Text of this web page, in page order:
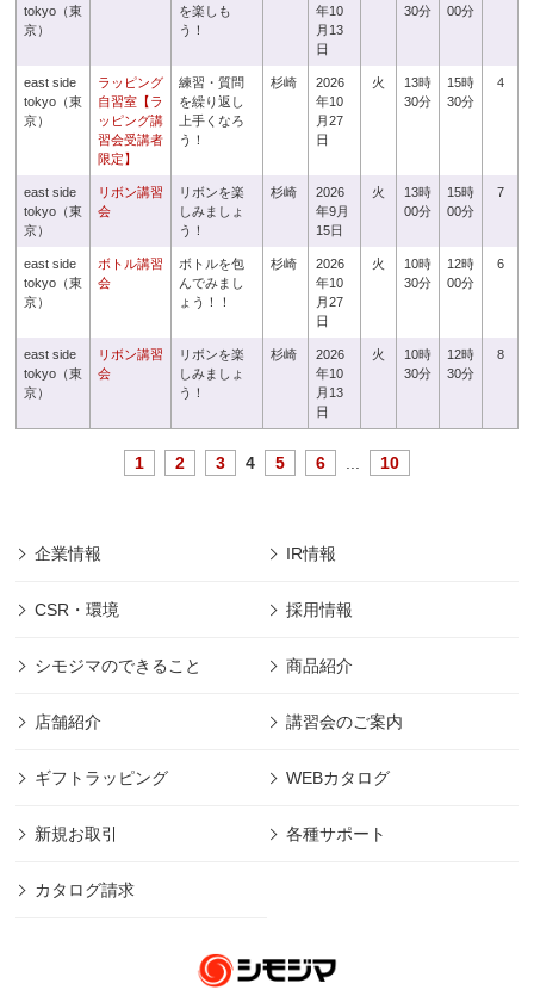
tokyo（東
京）
を楽しも
う！
年10
月13
日
30分
00分
east side
tokyo（東
京）
ラッピング
自習室【ラ
ッピング講
習会受講者
限定】
練習・質問
を繰り返し
上手くなろ
う！
杉崎
2026
年10
月27
日
火
13時
30分
15時
30分
4
east side
tokyo（東
京）
リボン講習
会
リボンを楽
しみましょ
う！
杉崎
2026
年9月
15日
火
13時
00分
15時
00分
7
east side
tokyo（東
京）
ボトル講習
会
ボトルを包
んでみまし
ょう！！
杉崎
2026
年10
月27
日
火
10時
30分
12時
00分
6
east side
tokyo（東
京）
リボン講習
会
リボンを楽
しみましょ
う！
杉崎
2026
年10
月13
日
火
10時
30分
12時
30分
8
1 2 3 4 5 6 10
企業情報 IR情報
CSR・環境 採用情報
シモジマのできること 商品紹介
店舗紹介 講習会のご案内
ギフトラッピング WEBカタログ
新規お取引 各種サポート
カタログ請求